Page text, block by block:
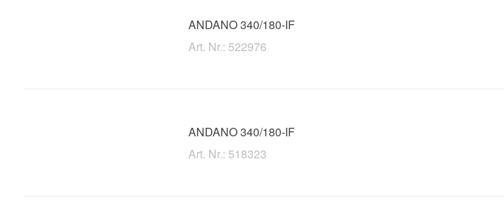
ANDANO 340/180-IF
Art. Nr.: 522976
ANDANO 340/180-IF
Art. Nr.: 518323